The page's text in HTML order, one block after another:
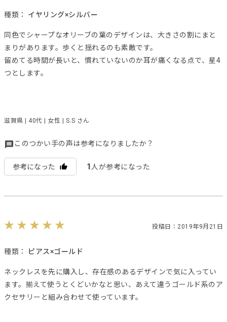
種類： イヤリング×シルバー
同色でシャープなオリーブの葉のデザインは、大きさの割にまと
まりがあります。歩くと揺れるのも素敵です。
留めてる時間が長いと、慣れていないのか耳が痛くなる点で、星4
つとします。
滋賀県 | 40代 | 女性 | S.S さん
このつかい手の声は参考になりましたか？
参考になった 1 人が参考になった
投稿日：2019年9月21日
種類： ピアス×ゴールド
ネックレスを先に購入し、存在感のあるデザインで気に入ってい
ます。揃えて使うとくどいかなと思い、あえて違うゴールド系のア
クセサリーと組み合わせて使っています。